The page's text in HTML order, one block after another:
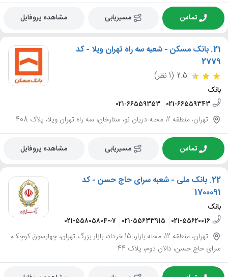
تماس مسیریابی مشاهده پروفایل
21. بانک مسکن - شعبه سه راه تهران ویلا - کد
2779
2.5 (1 نظر)
بانک
021-66559343
021-66559353
تهران، منطقه 2، محله دریان نو، ستارخان، سه راه تهران ویلا، پلاک 408
تماس مسیریابی مشاهده پروفایل
22. بانک ملی - شعبه سرای حاج حسن - کد
1700091
بانک
021-55620016
021-55633915
021-55805804~7
تهران، منطقه 12، محله بازار، 15 خرداد، بازار بزرگ تهران، چهارسوق کوچک،
سرای حاج حسن، دالان دوم، پلاک 44